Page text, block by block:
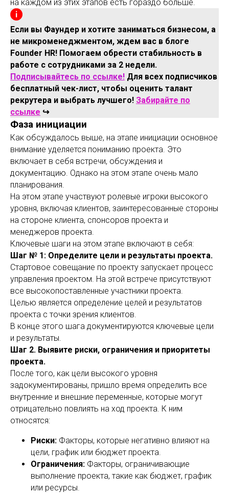
на каждом из этих этапов есть гораздо больше.
Если вы Фаундер и хотите заниматься бизнесом, а
не микроменеджментом, ждем вас в блоге
Founder HR! Помогаем обрести стабильность в
работе с сотрудниками за 2 недели.
Подписывайтесь по ссылке! Для всех подписчиков
бесплатный чек-лист, чтобы оценить талант
рекрутера и выбрать лучшего! Забирайте по
ссылке ↪️
Фаза инициации
Как обсуждалось выше, на этапе инициации основное
внимание уделяется пониманию проекта. Это
включает в себя встречи, обсуждения и
документацию. Однако на этом этапе очень мало
планирования.
На этом этапе участвуют ролевые игроки высокого
уровня, включая клиентов, заинтересованные стороны
на стороне клиента, спонсоров проекта и
менеджеров проекта.
Ключевые шаги на этом этапе включают в себя:
Шаг № 1: Определите цели и результаты проекта.
Стартовое совещание по проекту запускает процесс
управления проектом. На этой встрече присутствуют
все высокопоставленные участники проекта.
Целью является определение целей и результатов
проекта с точки зрения клиентов.
В конце этого шага документируются ключевые цели
и результаты.
Шаг 2. Выявите риски, ограничения и приоритеты
проекта.
После того, как цели высокого уровня
задокументированы, пришло время определить все
внутренние и внешние переменные, которые могут
отрицательно повлиять на ход проекта. К ним
относятся:
Риски: Факторы, которые негативно влияют на
цели, график или бюджет проекта.
Ограничения: Факторы, ограничивающие
выполнение проекта, такие как бюджет, график
или ресурсы.